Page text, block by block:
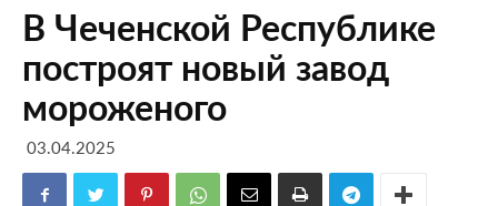
В Чеченской Республике
построят новый завод
мороженого
03.04.2025